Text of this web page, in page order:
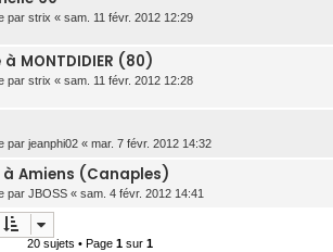
par strix « sam. 11 févr. 2012 12:29
MONTDIDIER (80)
par strix « sam. 11 févr. 2012 12:28
par jeanphi02 « mar. 7 févr. 2012 14:32
à Amiens (Canaples)
par JBOSS « sam. 4 févr. 2012 14:41
20 sujets • Page 1 sur 1